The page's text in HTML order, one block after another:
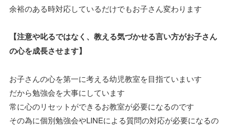
余裕のある時対応しているだけでもお子さん変わります
【注意や叱るではなく、教える気づかせる言い方がお子さん
の心を成長させます】
お子さんの心を第一に考える幼児教室を目指ていまいす
だから勉強会を大事にしています
常に心のリセットができるお教室が必要になるのです
その為に個別勉強会やLINEによる質問の対応が必要になるの